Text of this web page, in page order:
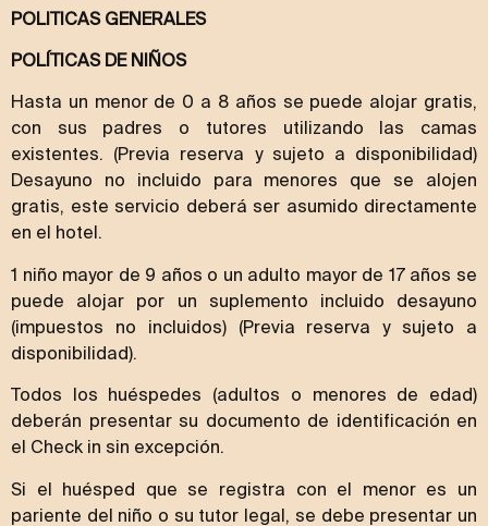
POLITICAS GENERALES
POLÍTICAS DE NIÑOS
Hasta un menor de 0 a 8 años se puede alojar gratis,
con sus padres o tutores utilizando las camas
existentes. (Previa reserva y sujeto a disponibilidad)
Desayuno no incluido para menores que se alojen
gratis, este servicio deberá ser asumido directamente
en el hotel.
1 niño mayor de 9 años o un adulto mayor de 17 años se
puede alojar por un suplemento incluido desayuno
(impuestos no incluidos) (Previa reserva y sujeto a
disponibilidad).
Todos los huéspedes (adultos o menores de edad)
deberán presentar su documento de identificación en
el Check in sin excepción.
Si el huésped que se registra con el menor es un
pariente del niño o su tutor legal, se debe presentar un